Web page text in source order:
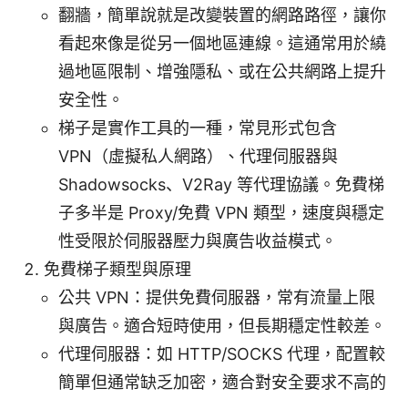
翻牆，簡單說就是改變裝置的網路路徑，讓你
看起來像是從另一個地區連線。這通常用於繞
過地區限制、增強隱私、或在公共網路上提升
安全性。
梯子是實作工具的一種，常見形式包含
VPN（虛擬私人網路）、代理伺服器與
Shadowsocks、V2Ray 等代理協議。免費梯
子多半是 Proxy/免費 VPN 類型，速度與穩定
性受限於伺服器壓力與廣告收益模式。
免費梯子類型與原理
公共 VPN：提供免費伺服器，常有流量上限
與廣告。適合短時使用，但長期穩定性較差。
代理伺服器：如 HTTP/SOCKS 代理，配置較
簡單但通常缺乏加密，適合對安全要求不高的